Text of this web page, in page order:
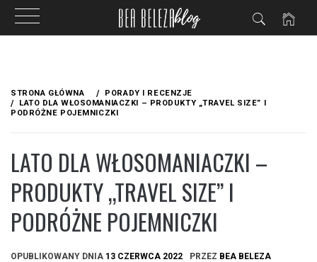
treści
STRONA GŁÓWNA
PORADY I RECENZJE
LATO DLA WŁOSOMANIACZKI – PRODUKTY „TRAVEL SIZE” I
PODRÓŻNE POJEMNICZKI
LATO DLA WŁOSOMANIACZKI –
PRODUKTY „TRAVEL SIZE” I
PODRÓŻNE POJEMNICZKI
OPUBLIKOWANY DNIA 13 CZERWCA 2022 PRZEZ BEA BELEZA